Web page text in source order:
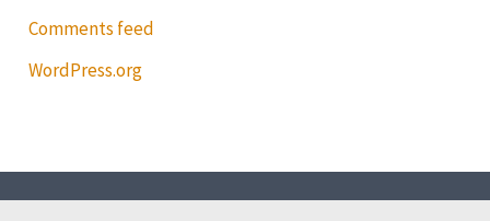
Comments feed
WordPress.org